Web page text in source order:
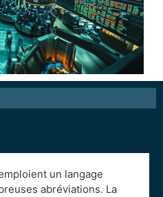
un langage
abréviations. La